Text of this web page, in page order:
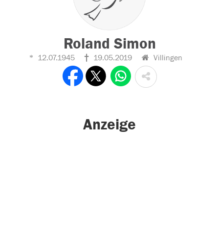
Roland Simon
12.07.1945 19.05.2019 Villingen
Anzeige